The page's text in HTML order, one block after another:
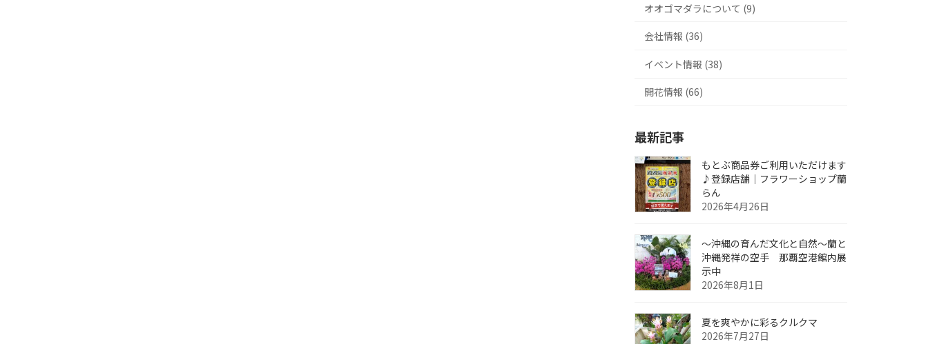
オオゴマダラについて (9)
会社情報 (36)
イベント情報 (38)
開花情報 (66)
最新記事
もとぶ商品券ご利用いただけます
♪登録店舗｜フラワーショップ蘭
らん
2026年4月26日
～沖縄の育んだ文化と自然～蘭と
沖縄発祥の空手 那覇空港館内展
示中
2026年8月1日
夏を爽やかに彩るクルクマ
2026年7月27日